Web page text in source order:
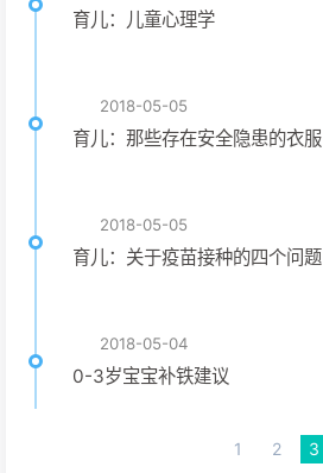
育儿：儿童心理学
2018-05-05
育儿：那些存在安全隐患的衣服
2018-05-05
育儿：关于疫苗接种的四个问题
2018-05-04
0-3岁宝宝补铁建议
1 2 3